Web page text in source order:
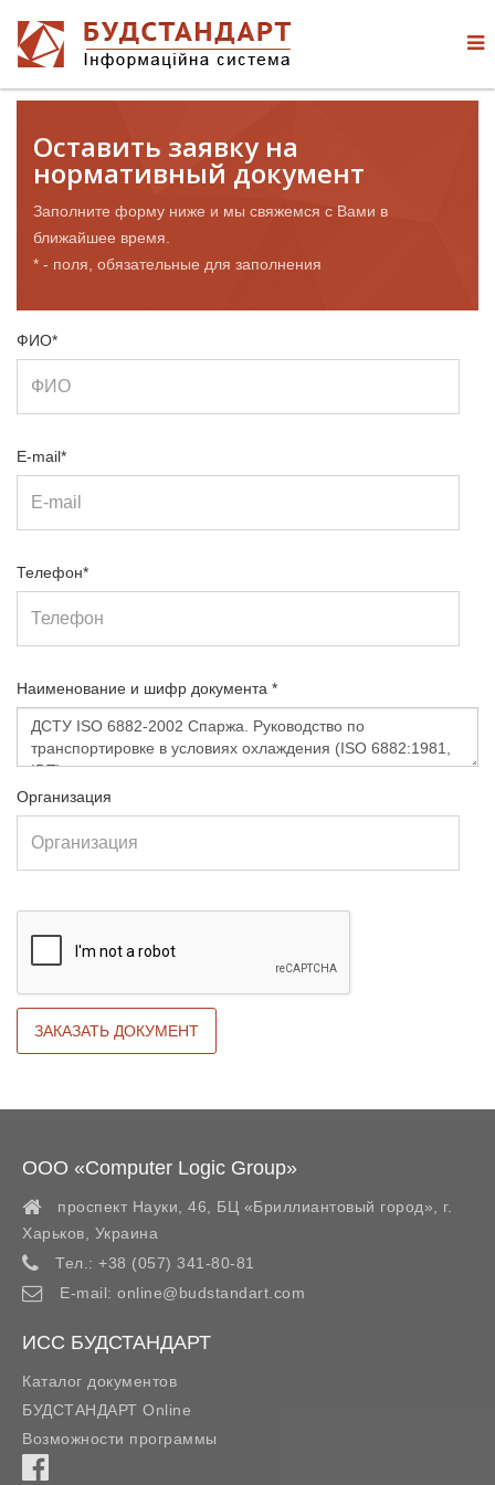
Оставить заявку на
нормативный документ
Заполните форму ниже и мы свяжемся с Вами в
ближайшее время.
* - поля, обязательные для заполнения
ФИО*
E-mail*
Телефон*
Наименование и шифр документа *
Организация
ООО «Computer Logic Group»
проспект Науки, 46, БЦ «Бриллиантовый город»,
г.
Харьков
Украина
Тел.: +38 (057) 341-80-81
E-mail: online@budstandart.com
ИСС БУДСТАНДАРТ
Каталог документов
БУДСТАНДАРТ Online
Возможности программы